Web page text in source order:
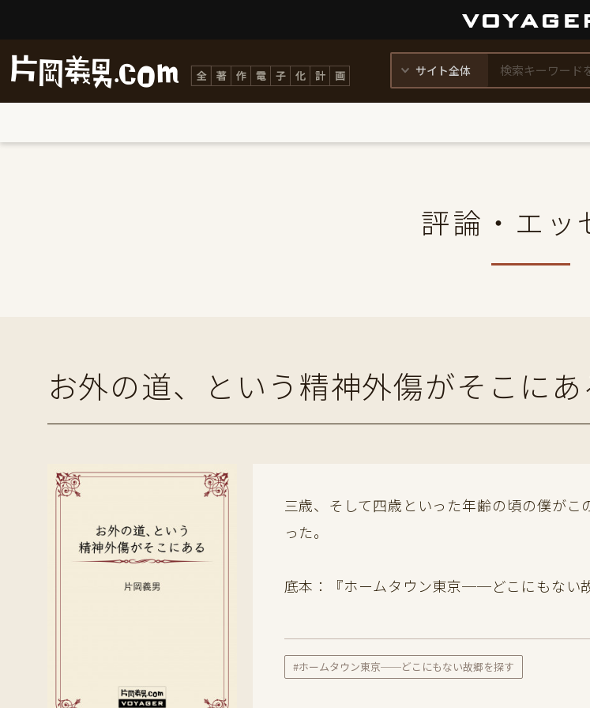
評論・エッ
お外の道、という精神外傷がそこにあ
三歳、そして四歳といった年齢の頃の僕が
った。
底本：『ホームタウン東京──どこにもな
#ホームタウン東京──どこにもない故郷を探す